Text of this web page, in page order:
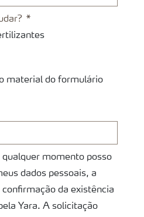
material do formulário
qualquer momento posso
dados pessoais, a
da existência
Yara. A solicitação